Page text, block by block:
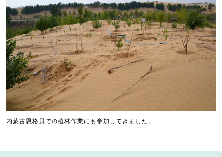
内蒙古恩格貝での植林作業にも参加してきました。